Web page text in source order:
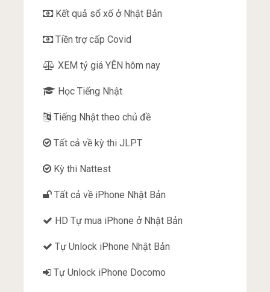
Kết quả sổ xố ở Nhật Bản
Tiền trợ cấp Covid
XEM tỷ giá YÊN hôm nay
Học Tiếng Nhật
Tiếng Nhật theo chủ đề
Tất cả về kỳ thi JLPT
Kỳ thi Nattest
Tất cả về iPhone Nhật Bản
HD Tự mua iPhone ở Nhật Bản
Tự Unlock iPhone Nhật Bản
Tự Unlock iPhone Docomo